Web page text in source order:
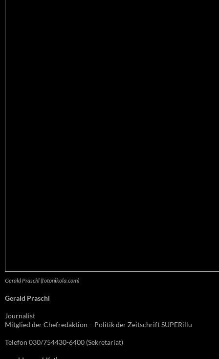
Gerald Praschl (fotonikola.com)
Gerald Praschl
Journalist
Mitglied der Chefredaktion – Politik der Zeitschrift SUPERillu
Telefon 030/754430-6400 (Sekretariat)